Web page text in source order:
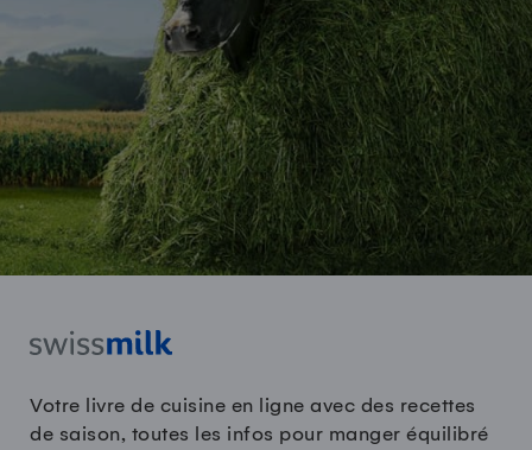
Votre livre de cuisine en ligne avec des recettes
de saison, toutes les infos pour manger équilibré